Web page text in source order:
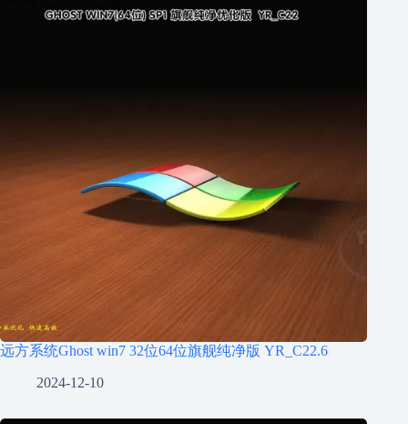
远方系统Ghost win7 32位64位旗舰纯净版 YR_C22.6
2024-12-10